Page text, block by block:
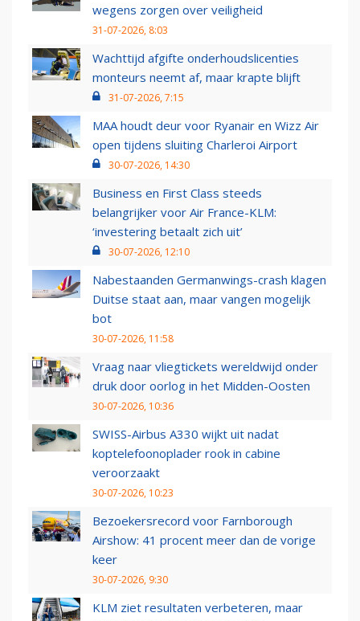
wegens zorgen over veiligheid
31-07-2026, 8:03
Wachttijd afgifte onderhoudslicenties
monteurs neemt af, maar krapte blijft
31-07-2026, 7:15
MAA houdt deur voor Ryanair en Wizz Air
open tijdens sluiting Charleroi Airport
30-07-2026, 14:30
Business en First Class steeds
belangrijker voor Air France-KLM:
‘investering betaalt zich uit’
30-07-2026, 12:10
Nabestaanden Germanwings-crash klagen
Duitse staat aan, maar vangen mogelijk
bot
30-07-2026, 11:58
Vraag naar vliegtickets wereldwijd onder
druk door oorlog in het Midden-Oosten
30-07-2026, 10:36
SWISS-Airbus A330 wijkt uit nadat
koptelefoonoplader rook in cabine
veroorzaakt
30-07-2026, 10:23
Bezoekersrecord voor Farnborough
Airshow: 41 procent meer dan de vorige
keer
30-07-2026, 9:30
KLM ziet resultaten verbeteren, maar